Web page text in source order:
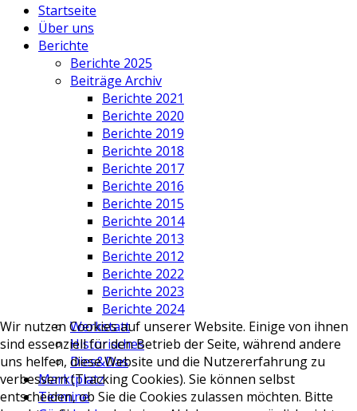
Startseite
Über uns
Berichte
Berichte 2025
Beiträge Archiv
Berichte 2021
Berichte 2020
Berichte 2019
Berichte 2018
Berichte 2017
Berichte 2016
Berichte 2015
Berichte 2014
Berichte 2013
Berichte 2012
Berichte 2022
Berichte 2023
Berichte 2024
Werkstatt
Historisches
Dies&Das
Marktplatz
Termine
Wir nutzen Cookies auf unserer Website. Einige von ihnen
sind essenziell für den Betrieb der Seite, während andere
uns helfen, diese Website und die Nutzererfahrung zu
verbessern (Tracking Cookies). Sie können selbst
entscheiden, ob Sie die Cookies zulassen möchten. Bitte